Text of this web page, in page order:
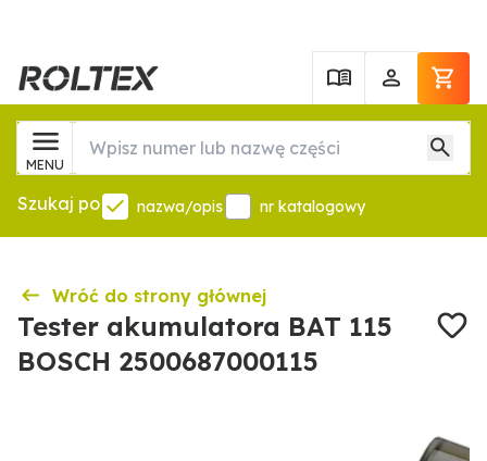
MENU
Szukaj po nazwa/opis nr katalogowy
Wróć do strony głównej
Tester akumulatora BAT 115
BOSCH 2500687000115